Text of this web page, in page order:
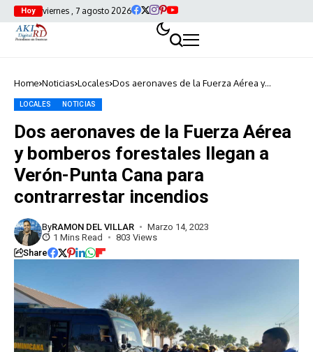
Hoy viernes , 7 agosto 2026
Home Noticias Locales Dos aeronaves de la Fuerza Aérea y
LOCALES NOTICIAS
Dos aeronaves de la Fuerza Aérea
y bomberos forestales llegan a
Verón-Punta Cana para
contrarrestar incendios
ByRAMON DEL VILLAR
Marzo 14, 2023
1 Mins Read
803 Views
Share